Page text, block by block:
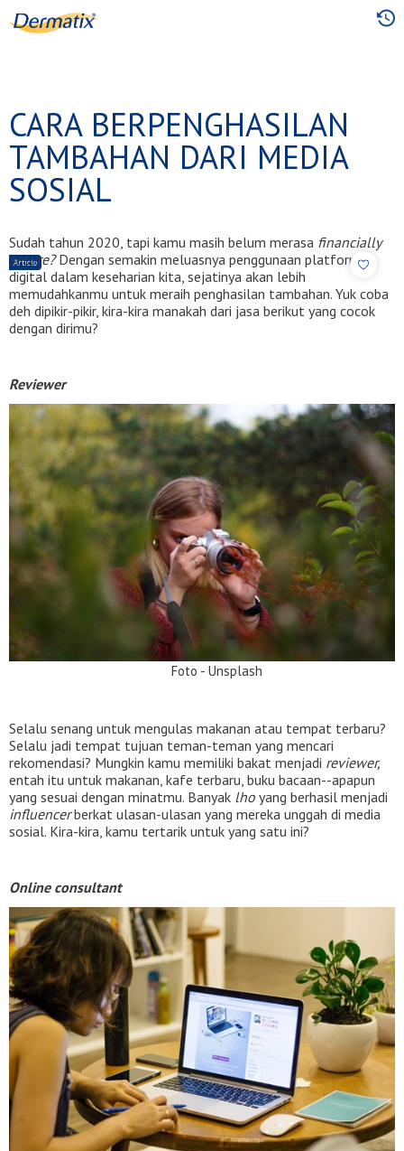
CARA BERPENGHASILAN
TAMBAHAN DARI MEDIA
SOSIAL
Article
Sudah tahun 2020, tapi kamu masih belum merasa financially
secure?Dengan semakin meluasnya penggunaan platform
digital dalam keseharian kita, sejatinya akan lebih
memudahkanmu untuk meraih penghasilan tambahan. Yuk coba
deh dipikir-pikir, kira-kira manakah dari jasa berikut yang cocok
dengan dirimu?
Reviewer
Foto - Unsplash
Selalu senang untuk mengulas makanan atau tempat terbaru?
Selalu jadi tempat tujuan teman-teman yang mencari
rekomendasi? Mungkin kamu memiliki bakat menjadi reviewer,
entah itu untuk makanan, kafe terbaru, buku bacaan--apapun
yang sesuai dengan minatmu. Banyak lho yang berhasil menjadi
influencerberkat ulasan-ulasan yang mereka unggah di media
sosial. Kira-kira, kamu tertarik untuk yang satu ini?
Online consultant